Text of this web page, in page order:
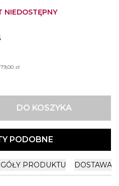
NIEDOSTĘPNY
79,00 zł
DO KOSZYKA
PODOBNE
PRODUKTU DOSTAWA